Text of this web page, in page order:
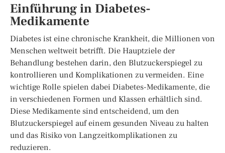
Einführung in Diabetes-
Medikamente
Diabetes ist eine chronische Krankheit, die Millionen von
Menschen weltweit betrifft. Die Hauptziele der
Behandlung bestehen darin, den Blutzuckerspiegel zu
kontrollieren und Komplikationen zu vermeiden. Eine
wichtige Rolle spielen dabei Diabetes-Medikamente, die
in verschiedenen Formen und Klassen erhältlich sind.
Diese Medikamente sind entscheidend, um den
Blutzuckerspiegel auf einem gesunden Niveau zu halten
und das Risiko von Langzeitkomplikationen zu
reduzieren.